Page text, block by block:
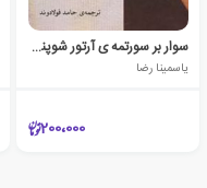
سوار بر سورتمه ی آرتور شوپنهاور
یاسمینا رضا
200،000